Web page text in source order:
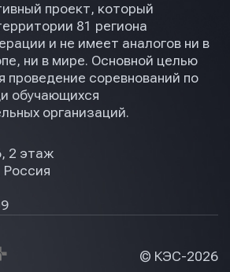
проект, который
81 региона
и не имеет аналогов ни в
ни в мире. Основной целью
проведение соревнований по
обучающихся
организаций.
2 этаж
Россия
© КЭС-2026